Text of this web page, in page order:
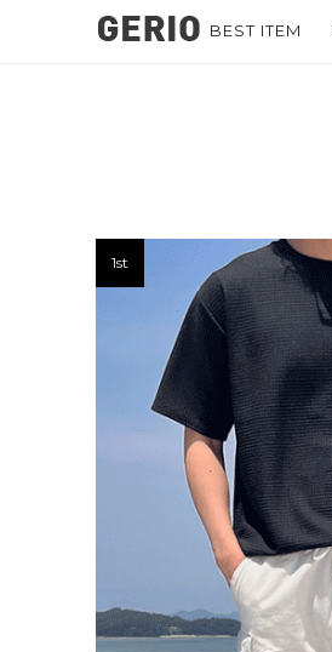
BEST ITEM
1st